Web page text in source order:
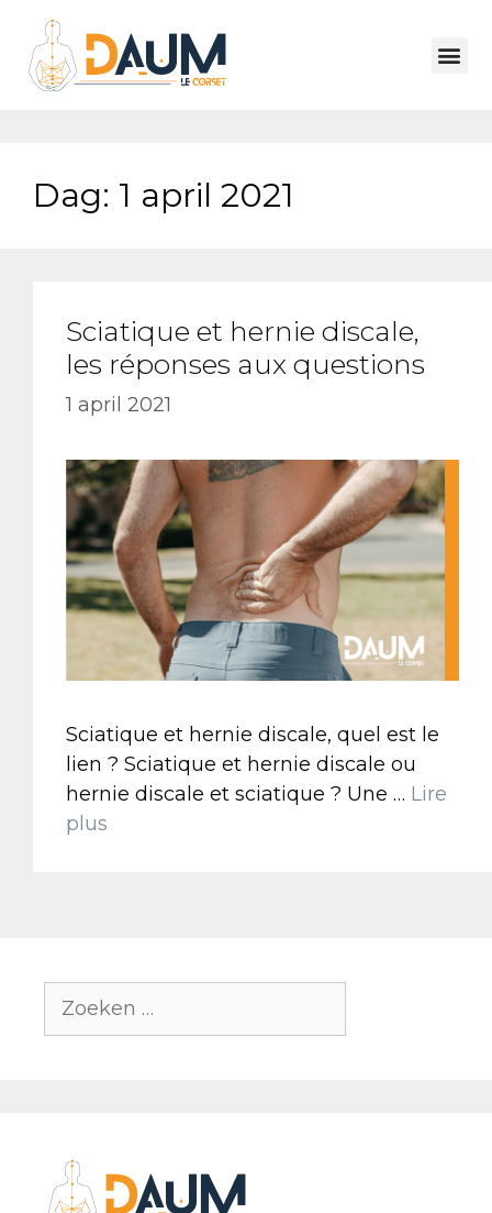
Dag: 1 april 2021
Sciatique et hernie discale,
les réponses aux questions
1 april 2021
Sciatique et hernie discale, quel est le
lien ? Sciatique et hernie discale ou
hernie discale et sciatique ? Une … Lire
plus